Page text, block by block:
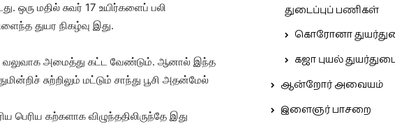
ஒரு மதில் சுவர் 17 உயிர்களைப் பலி
துயர நிகழ்வு இது.
வலுவாக அமைத்து கட்ட வேண்டும். ஆனால் இந்த
சுற்றிலும் மட்டும் சாந்து பூசி அதன்மேல்
பெரிய கற்களாக விழுந்ததிலிருந்தே இது
துடைப்புப் பணிகள்
கொரோனா
கஜா புயல்
ஆன்றோர் அவையம்
இளைஞர் பாசறை